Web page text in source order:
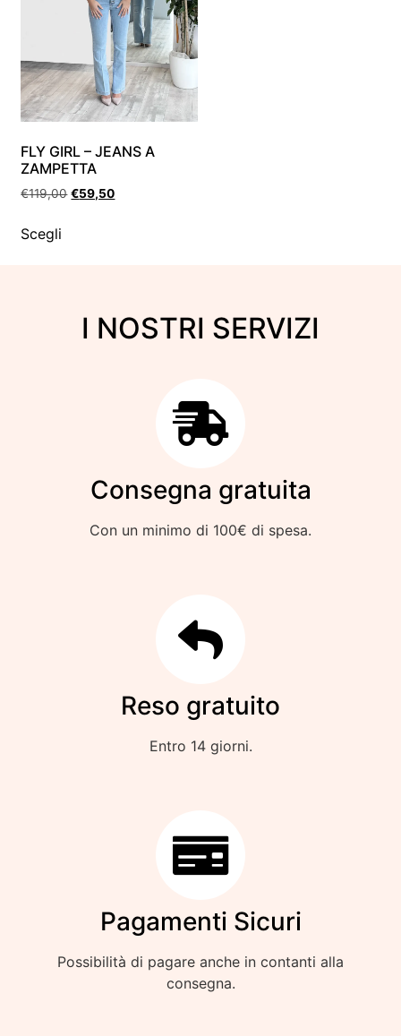
FLY GIRL – JEANS A
ZAMPETTA
€119,00 €59,50
Scegli
I NOSTRI SERVIZI
Consegna gratuita
Con un minimo di 100€ di spesa.
Reso gratuito
Entro 14 giorni.
Pagamenti Sicuri
Possibilità di pagare anche in contanti alla
consegna.